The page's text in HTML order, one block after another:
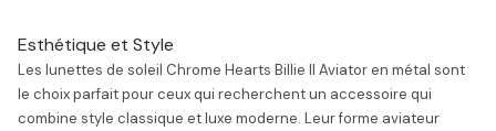
Esthétique et Style
Les lunettes de soleil Chrome Hearts Billie II Aviator en métal sont
le choix parfait pour ceux qui recherchent un accessoire qui
combine style classique et luxe moderne. Leur forme aviateur